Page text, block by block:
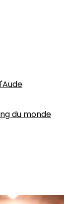
du monde